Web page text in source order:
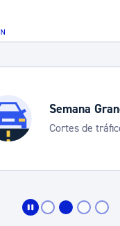
principal
Semana Grande 2026
Cortes de tráfico y
de transporte